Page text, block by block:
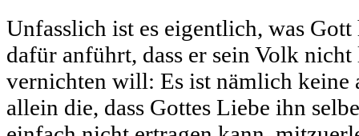
Unfasslich ist es eigentlich, was
dafür anführt, dass er sein Volk
vernichten will: Es ist nämlich keine
allein die, dass Gottes Liebe ihn